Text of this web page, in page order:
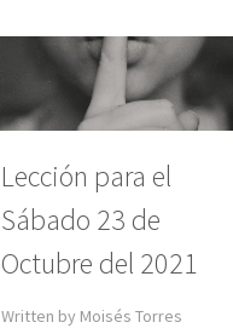
Lección para el
Sábado 23 de
Octubre del 2021
Written by Moisés Torres